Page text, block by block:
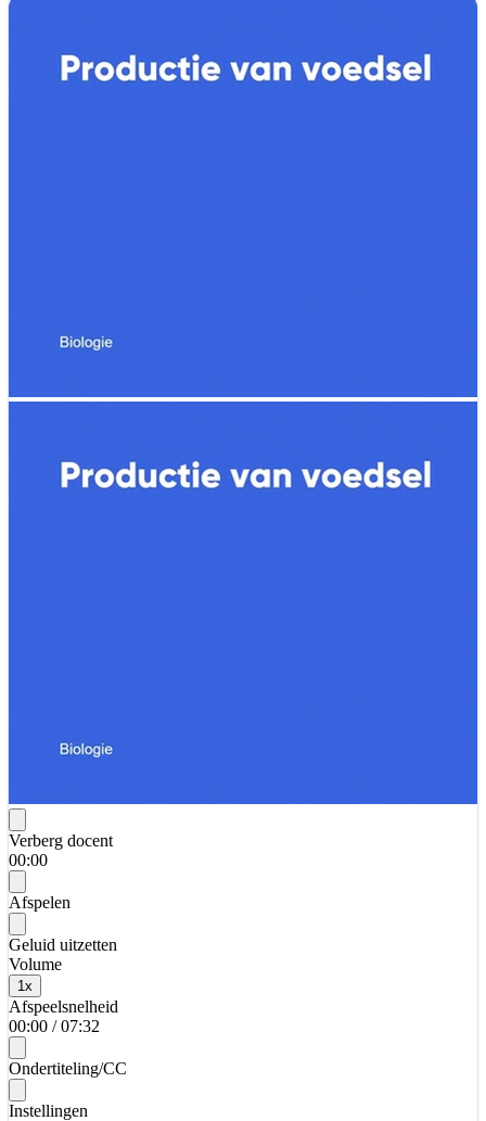
Verberg docent
00:00
Afspelen
Geluid uitzetten
Volume
1 x
Afspeelsnelheid
00:00 / 07:32
Ondertiteling/CC
Instellingen